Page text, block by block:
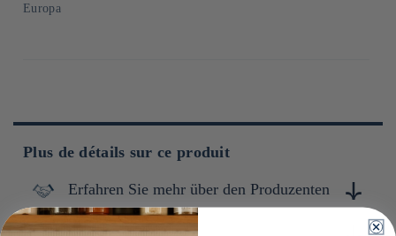
Europa
Plus de détails sur ce produit
Erfahren Sie mehr über den Produzenten
Fondée en 1913, House Foods est une entreprise japonaise
Conservation